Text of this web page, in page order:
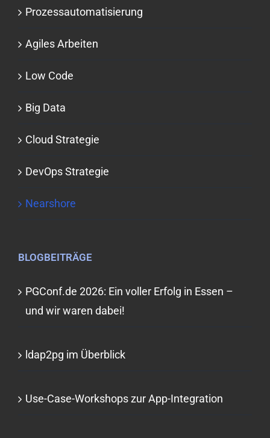
Prozessauto­matisierung
Agiles Arbeiten
Low Code
Big Data
Cloud Strategie
DevOps Strategie
Nearshore
BLOGBEITRÄGE
PGConf.de 2026: Ein voller Erfolg in Essen –
und wir waren dabei!
ldap2pg im Überblick
Use-Case-Workshops zur App-Integration